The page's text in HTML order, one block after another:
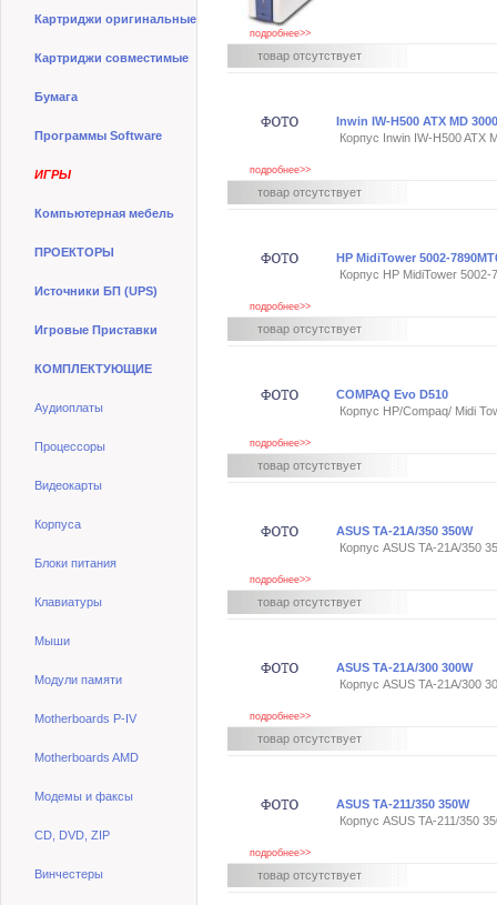
Картриджи оригинальные
Картриджи совместимые
Бумага
Программы Software
ИГРЫ
Компьютерная мебель
ПРОЕКТОРЫ
Источники БП (UPS)
Игровые Приставки
КОМПЛЕКТУЮЩИЕ
Аудиоплаты
Процессоры
Видеокарты
Корпуса
Блоки питания
Клавиатуры
Мыши
Модули памяти
Motherboards P-IV
Motherboards AMD
Модемы и факсы
CD, DVD, ZIP
Винчестеры
подробнее>>
товар отсутствует
подробнее>>
Inwin IW-H500 ATX MD
Корпус Inwin IW-H500 ATX
товар отсутствует
подробнее>>
HP MidiTower 5002-
Корпус HP MidiTower 5002-
товар отсутствует
подробнее>>
COMPAQ Evo D510
Корпус HP/Compaq/ Midi
товар отсутствует
подробнее>>
ASUS TA-21A/350 350W
Корпус ASUS TA-21A/350
товар отсутствует
подробнее>>
ASUS TA-21A/300 300W
Корпус ASUS TA-21A/300
товар отсутствует
подробнее>>
ASUS TA-211/350 350W
Корпус ASUS TA-211/350
товар отсутствует